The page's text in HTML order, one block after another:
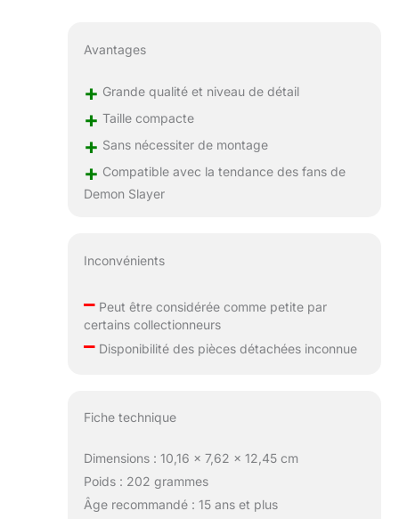
Avantages
+ Grande qualité et niveau de détail
+ Taille compacte
+ Sans nécessiter de montage
+ Compatible avec la tendance des fans de
Demon Slayer
Inconvénients
–Peut être considérée comme petite par
certains collectionneurs
–Disponibilité des pièces détachées inconnue
Fiche technique
Dimensions : 10,16 x 7,62 x 12,45 cm
Poids : 202 grammes
Âge recommandé : 15 ans et plus